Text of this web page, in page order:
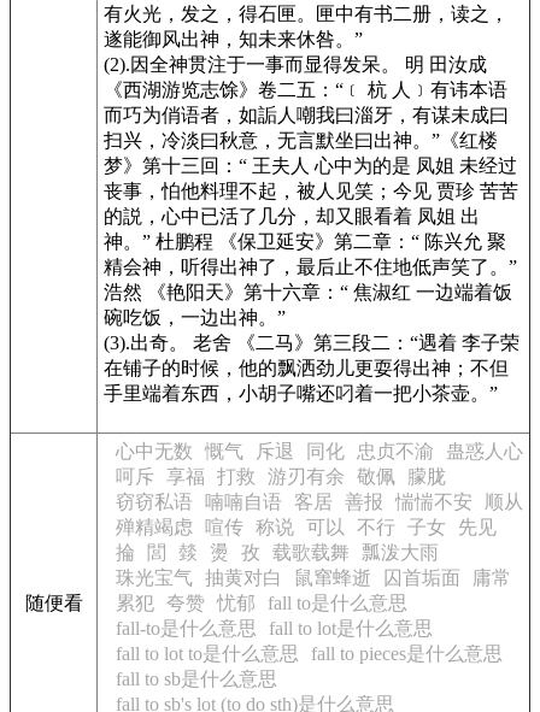
有火光，发之，得石匣。匣中有书二册，读之，
遂能御风出神，知未来休咎。”
(2).因全神贯注于一事而显得发呆。 明 田汝成
《西湖游览志馀》 卷二五：“﹝ 杭 人﹞有讳本语
而巧为俏语者，如詬人嘲我曰淄牙，有谋未成曰
扫兴，冷淡曰秋意，无言默坐曰出神。” 《红楼
梦》 第十三回：“ 王夫人 心中为的是 凤姐 未经过
丧事，怕他料理不起，被人见笑；今见 贾珍 苦苦
的説，心中已活了几分，却又眼看着 凤姐 出
神。” 杜鹏程
《保卫延安》 第二章：“ 陈兴允 聚
精会神，听得出神了，最后止不住地低声笑了。”
浩然
《艳阳天》 第十六章：“ 焦淑红 一边端着饭
碗吃饭，一边出神。”
(3).出奇。 老舍
《二马》 第三段二：“遇着 李子荣
在铺子的时候，他的飘洒劲儿更耍得出神；不但
手里端着东西，小胡子嘴还叼着一把小茶壶。”
随便看
心中无数 慨气 斥退 同化 忠贞不渝
蛊惑人心
呵斥 享福 打救 游刃有余 敬佩
朦胧
窃窃私语
喃喃自语 客居 善报 惴惴不安
顺从
殚精竭虑
喧传 称说 可以 不行 子女
先见
掄
閭 燅 燙 孜 载歌载舞
瓢泼大雨
珠光宝气 抽黄对白 鼠窜蜂逝 囚首垢面
庸常
累犯 夸赞 忧郁
fall to是什么意思
fall-to是什么意思
fall to lot是什么意思
fall to lot to是什么意思
fall to pieces是什么意思
fall to sb是什么意思
fall to sb's lot (to do sth)是什么意思